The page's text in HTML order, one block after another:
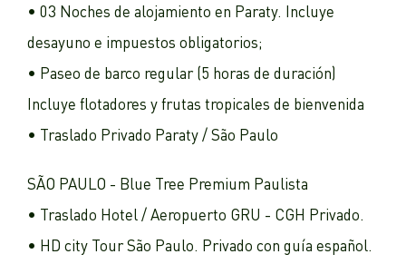
• 03 Noches de alojamiento en Paraty. Incluye
desayuno e impuestos obligatorios;
• Paseo de barco regular (5 horas de duración)
Incluye flotadores y frutas tropicales de bienvenida
• Traslado Privado Paraty / São Paulo
SÃO PAULO - Blue Tree Premium Paulista
• Traslado Hotel / Aeropuerto GRU - CGH Privado.
• HD city Tour São Paulo. Privado con guía español.